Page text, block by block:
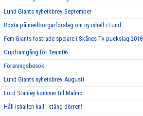
Lund Giants nyhetsbrev September
Rösta på medborgarförslag om ny ishall i Lund
Fem Giants-fostrade spelare i Skånes Tv-puckslag 2018
Cupframgång för Team06
Föreningsbesök
Lund Giants nyhetsbrev Augusti
Lord Stanley kommer till Malmö
Håll ishallen kall - stäng dörren!